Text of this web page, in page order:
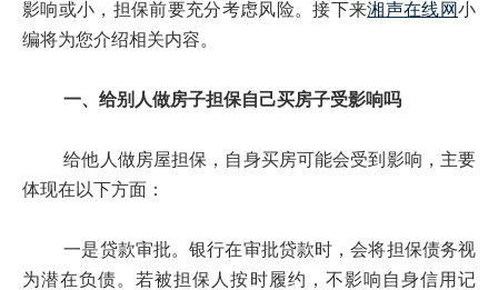
影响或小，担保前要充分考虑风险。接下来湘声在线网小
编将为您介绍相关内容。
一、给别人做房子担保自己买房子受影响吗
给他人做房屋担保，自身买房可能会受到影响，主要
体现在以下方面：
一是贷款审批。银行在审批贷款时，会将担保债务视
为潜在负债。若被担保人按时履约，不影响自身信用记